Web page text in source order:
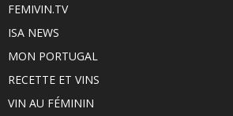
FEMIVIN.TV
ISA NEWS
MON PORTUGAL
RECETTE ET VINS
VIN AU FÉMININ